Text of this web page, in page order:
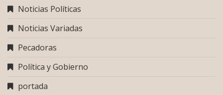
Noticias Políticas
Noticias Variadas
Pecadoras
Política y Gobierno
portada